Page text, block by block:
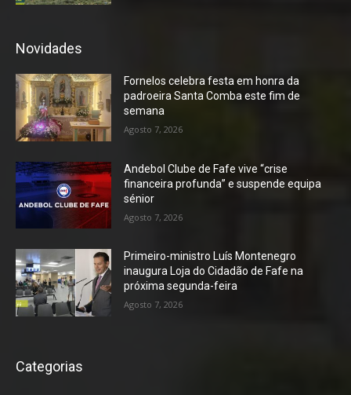
Novidades
Fornelos celebra festa em honra da
padroeira Santa Comba este fim de
semana
Agosto 7, 2026
Andebol Clube de Fafe vive “crise
financeira profunda” e suspende equipa
sénior
Agosto 7, 2026
Primeiro-ministro Luís Montenegro
inaugura Loja do Cidadão de Fafe na
próxima segunda-feira
Agosto 7, 2026
Categorias